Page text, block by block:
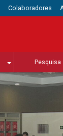
Colaboradores
Pesquisa